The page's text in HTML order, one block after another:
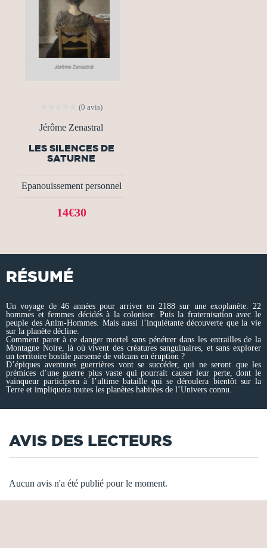
(0 avis)
Jérôme Zenastral
LES SILENCES DE
SATURNE
Epanouissement personnel
14€30
RÉSUMÉ
Un voyage de 46 années pour arriver en 2188 sur une exoplanète. 22
hommes et femmes décidés à la coloniser. Puis la fraternisation avec le
peuple des Anim-Hommes. Mais aussi l’inquiétante découverte que la vie
sur la planète décline.
Comment parer à ce danger mortel sans pénétrer dans les entrailles de la
Montagne Noire, là où vivent des créatures sanguinaires, et sans explorer
un territoire hostile parsemé de volcans en éruption ?
D’épiques aventures guerrières vont se succéder, qui ne seront que les
prémices d’une guerre plus vaste qui pourrait causer leur perte, dont le
vainqueur participera à l’ultime bataille qui se déroulera bientôt sur la
Terre et impliquera toutes les planètes habitées de l’Univers connu.
AVIS DES LECTEURS
Aucun avis n'a été publié pour le moment.